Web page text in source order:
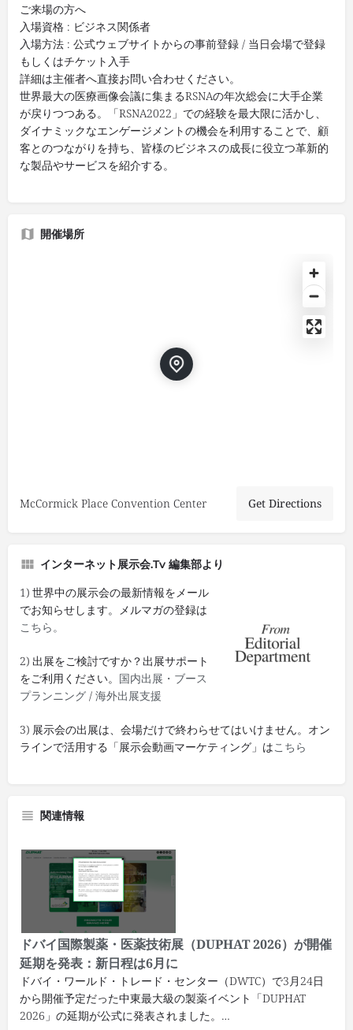
ご来場の方へ
入場資格 : ビジネス関係者
入場方法 : 公式ウェブサイトからの事前登録 / 当日会場で登録
もしくはチケット入手
詳細は主催者へ直接お問い合わせください。
世界最大の医療画像会議に集まるRSNAの年次総会に大手企業
が戻りつつある。「RSNA2022」での経験を最大限に活かし、
ダイナミックなエンゲージメントの機会を利用することで、顧
客とのつながりを持ち、皆様のビジネスの成長に役立つ革新的
な製品やサービスを紹介する。
開催場所
McCormick Place Convention Center Get Directions
インターネット展示会.tv 編集部より
1) 世界中の展示会の最新情報をメール
でお知らせします。メルマガの登録は
こちら。
2) 出展をご検討ですか？出展サポート
をご利用ください。 国内出展・ブース
プランニング / 海外出展支援
3) 展示会の出展は、会場だけで終わらせてはいけません。オン
ラインで活用する「展示会動画マーケティング」はこちら
関連情報
ドバイ国際製薬・医薬技術展（DUPHAT 2026）が開催
延期を発表：新日程は6月に
ドバイ・ワールド・トレード・センター（DWTC）で3月24日
から開催予定だった中東最大級の製薬イベント「DUPHAT
2026」の延期が公式に発表されました。…